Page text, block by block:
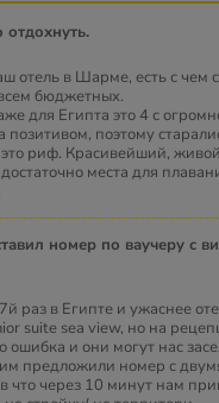
отдохнуть.
отель в Шарме, есть с чем
бюджетных.
для Египта это 4 с
позитивом, поэтому
риф. Красивейший,
места для
раз в Египте и ужаснее
suite sea view, но на
ошибка и они могут нас
предложили номер с
что через 10 минут нам